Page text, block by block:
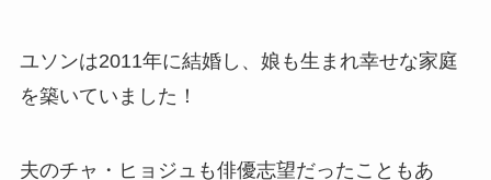
ユソンは2011年に結婚し、娘も生まれ幸せな家庭
を築いていました！
夫のチャ・ヒョジュも俳優志望だったこともあ